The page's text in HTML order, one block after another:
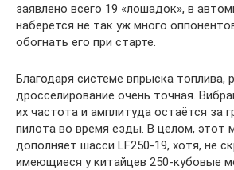
заявлено всего 19 «лошадок», в
наберётся не так уж много
обогнать его при старте.
Благодаря системе впрыска топлива,
дросселирование очень точная.
их частота и амплитуда остаётся за
пилота во время езды. В целом, этот
дополняет шасси LF250-19, хотя, не
имеющиеся у китайцев 250-кубовые